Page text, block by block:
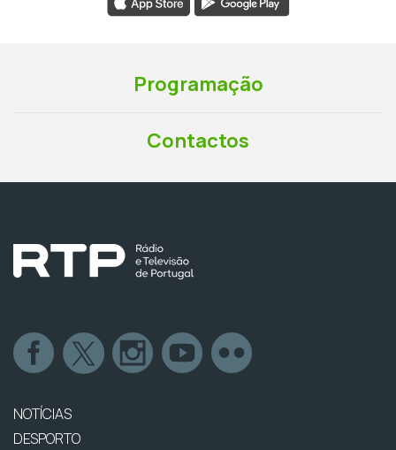
Programação
Contactos
NOTÍCIAS
DESPORTO